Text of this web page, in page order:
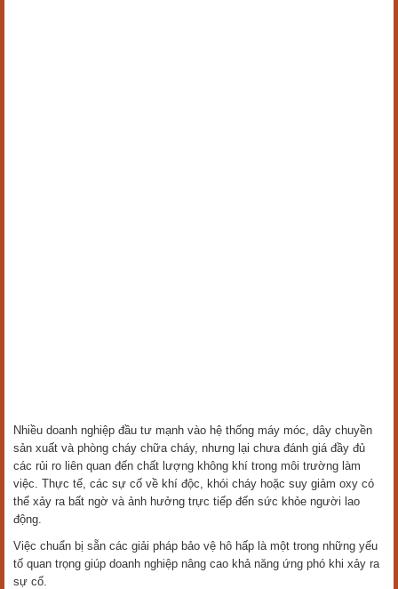
Nhiều doanh nghiệp đầu tư mạnh vào hệ thống máy móc, dây chuyền
sản xuất và phòng cháy chữa cháy, nhưng lại chưa đánh giá đầy đủ
các rủi ro liên quan đến chất lượng không khí trong môi trường làm
việc. Thực tế, các sự cố về khí độc, khói cháy hoặc suy giảm oxy có
thể xảy ra bất ngờ và ảnh hưởng trực tiếp đến sức khỏe người lao
động.
Việc chuẩn bị sẵn các giải pháp bảo vệ hô hấp là một trong những yếu
tố quan trọng giúp doanh nghiệp nâng cao khả năng ứng phó khi xảy ra
sự cố.